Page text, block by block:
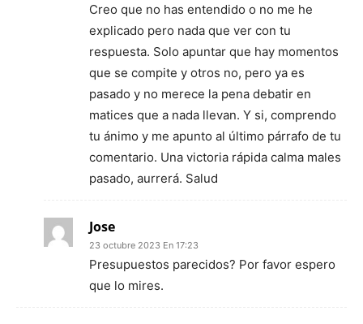
Creo que no has entendido o no me he
explicado pero nada que ver con tu
respuesta. Solo apuntar que hay momentos
que se compite y otros no, pero ya es
pasado y no merece la pena debatir en
matices que a nada llevan. Y si, comprendo
tu ánimo y me apunto al último párrafo de tu
comentario. Una victoria rápida calma males
pasado, aurrerá. Salud
Jose
23 octubre 2023 En 17:23
Presupuestos parecidos? Por favor espero
que lo mires.